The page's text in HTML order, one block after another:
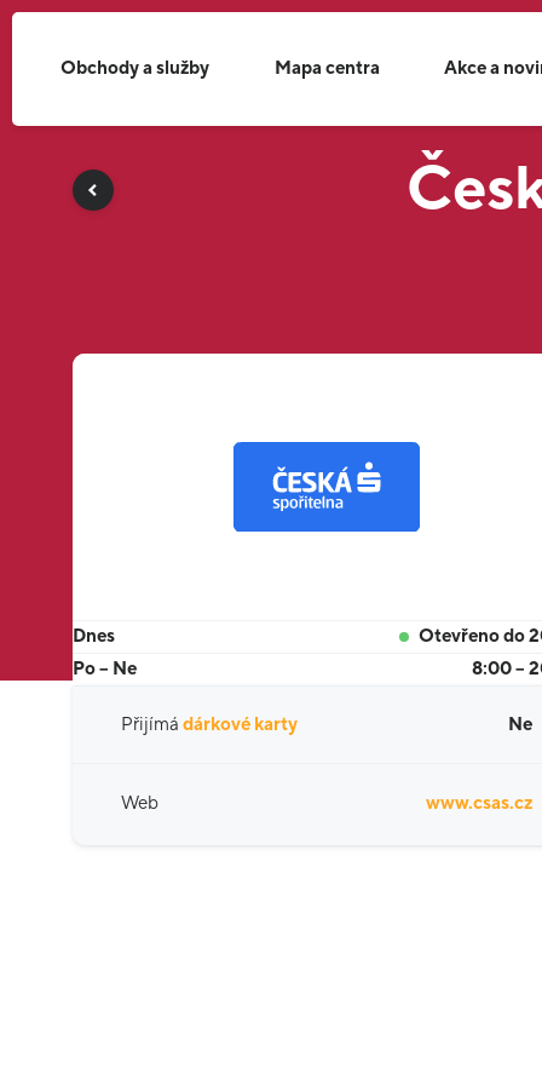
Obchody a služby Mapa centra Akce a
Dnes
Otevřeno do
Po – Ne
8:00 –
Přijímá dárkové karty Ne
Web www.csas.cz